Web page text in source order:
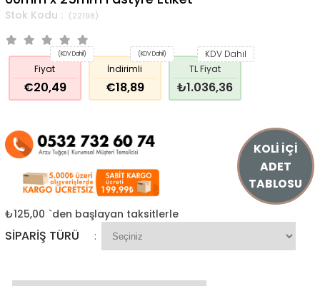
(22198)
Fiyat
€20,49
(KDV Dahil)
İndirimli
€18,89
(KDV Dahil)
TL Fiyat
₺1.036,36
KDV Dahil
₺125,00 `den başlayan taksitlerle
SIPARIŞ TÜRÜ :
KOLİ İÇİ
ADET
TABLOSU